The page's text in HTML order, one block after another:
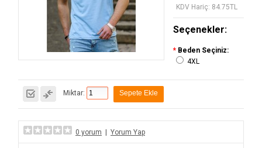
KDV Hariç: 84.75TL
Seçenekler:
* Beden Seçiniz:
4XL
Miktar:
0 yorum Yorum Yap